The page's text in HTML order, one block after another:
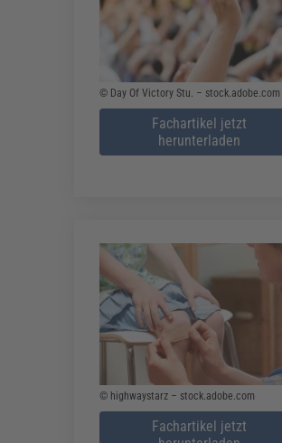
© Day Of Victory Stu. – stock.adobe.com
Fachartikel jetzt
herunterladen
© highwaystarz – stock.adobe.com
Fachartikel jetzt